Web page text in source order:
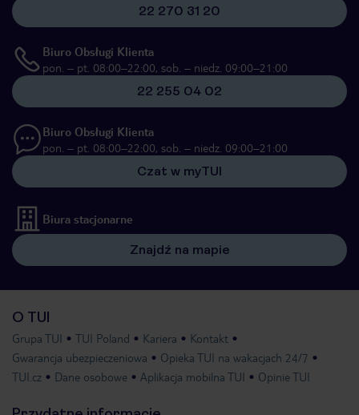
22 270 31 20
Biuro Obsługi Klienta
pon. – pt. 08:00–22:00, sob. – niedz. 09:00–21:00
22 255 04 02
Biuro Obsługi Klienta
pon. – pt. 08:00–22:00, sob. – niedz. 09:00–21:00
Czat w myTUI
Biura stacjonarne
Znajdź na mapie
O TUI
Grupa TUI TUI Poland Kariera
Kontakt
Gwarancja ubezpieczeniowa
Opieka TUI na wakacjach 24/7
TUI.cz
Dane osobowe Aplikacja mobilna TUI Opinie TUI